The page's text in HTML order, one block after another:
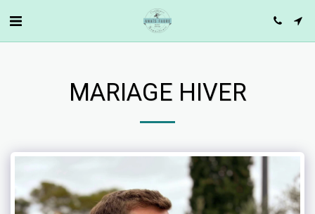
MARIAGE HIVER